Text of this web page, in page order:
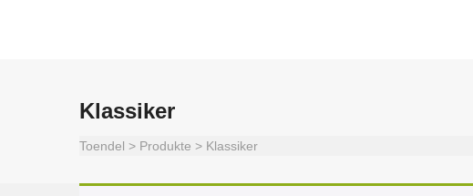
Klassiker
Toendel > Produkte > Klassiker